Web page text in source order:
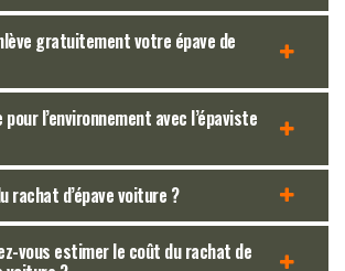
gratuitement votre épave de
l’environnement avec l’épaviste
rachat d’épave voiture ?
vous estimer le coût du rachat de